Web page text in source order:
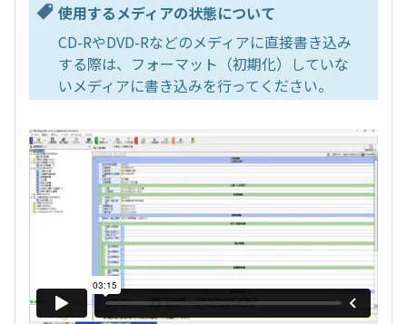
使用するメディアの状態について
CD-RやDVD-Rなどのメディアに直接書き込み
する際は、フォーマット（初期化）していな
いメディアに書き込みを行ってください。